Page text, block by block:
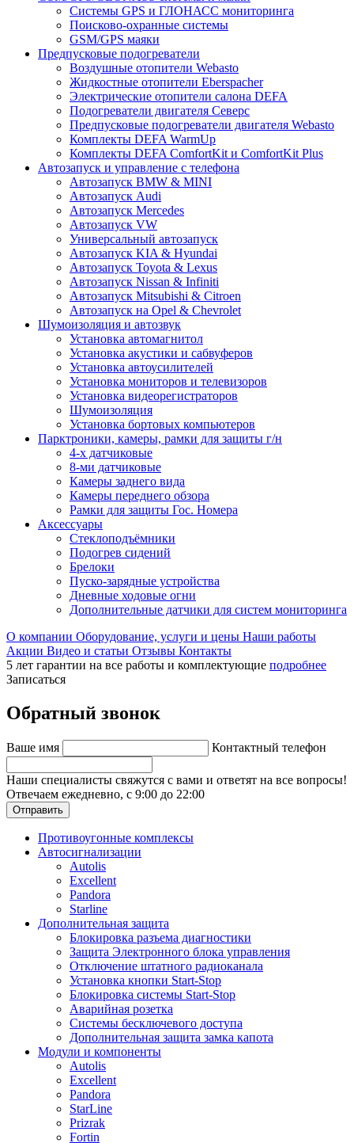
Системы GPS и ГЛОНАСС мониторинга
Поисково-охранные системы
GSM/GPS маяки
Предпусковые подогреватели
Воздушные отопители Webasto
Жидкостные отопители Eberspacher
Электрические отопители салона DEFA
Подогреватели двигателя Северс
Предпусковые подогреватели двигателя Webasto
Комплекты DEFA WarmUp
Комплекты DEFA ComfortKit и ComfortKit Plus
Автозапуск и управление с телефона
Автозапуск BMW & MINI
Автозапуск Audi
Автозапуск Mercedes
Автозапуск VW
Универсальный автозапуск
Автозапуск KIA & Hyundai
Автозапуск Toyota & Lexus
Автозапуск Nissan & Infiniti
Автозапуск Mitsubishi & Citroen
Автозапуск на Opel & Chevrolet
Шумоизоляция и автозвук
Установка автомагнитол
Установка акустики и сабвуферов
Установка автоусилителей
Установка мониторов и телевизоров
Установка видеорегистраторов
Шумоизоляция
Установка бортовых компьютеров
Парктроники, камеры, рамки для защиты г/н
4-х датчиковые
8-ми датчиковые
Камеры заднего вида
Камеры переднего обзора
Рамки для защиты Гос. Номера
Аксессуары
Стеклоподъёмники
Подогрев сидений
Брелоки
Пуско-зарядные устройства
Дневные ходовые огни
Дополнительные датчики для систем мониторинга
О компании Оборудование, услуги и цены Наши работы
Акции Видео и статьи Отзывы Контакты
5 лет гарантии на все работы и комплектующие подробнее
Записаться
Обратный звонок
Ваше имя Контактный телефон
Наши специалисты свяжутся с вами и ответят на все вопросы!
Отвечаем ежедневно, с 9:00 до 22:00
Отправить
Противоугонные комплексы
Автосигнализации
Autolis
Excellent
Pandora
Starline
Дополнительная защита
Блокировка разъема диагностики
Защита Электронного блока управления
Отключение штатного радиоканала
Установка кнопки Start-Stop
Блокировка системы Start-Stop
Аварийная розетка
Системы бесключевого доступа
Дополнительная защита замка капота
Модули и компоненты
Autolis
Excellent
Pandora
StarLine
Prizrak
Fortin